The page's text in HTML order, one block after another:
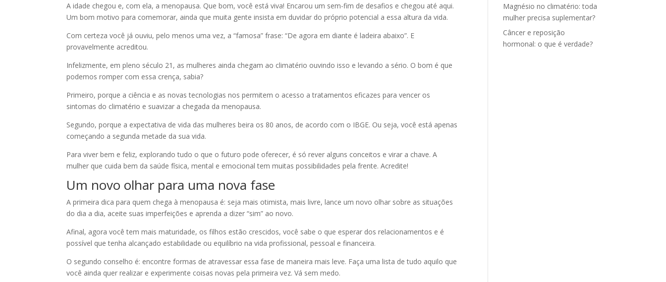
A idade chegou e, com ela, a menopausa. Que bom, você está viva! Encarou um sem-fim de desafios e chegou até aqui.
Um bom motivo para comemorar, ainda que muita gente insista em duvidar do próprio potencial a essa altura da vida.
Com certeza você já ouviu, pelo menos uma vez, a “famosa” frase: “De agora em diante é ladeira abaixo”. E
provavelmente acreditou.
Infelizmente, em pleno século 21, as mulheres ainda chegam ao climatério ouvindo isso e levando a sério. O bom é que
podemos romper com essa crença, sabia?
Primeiro, porque a ciência e as novas tecnologias nos permitem o acesso a tratamentos eficazes para vencer os
sintomas do climatério e suavizar a chegada da menopausa.
Segundo, porque a expectativa de vida das mulheres beira os 80 anos, de acordo com o IBGE. Ou seja, você está apenas
começando a segunda metade da sua vida.
Para viver bem e feliz, explorando tudo o que o futuro pode oferecer, é só rever alguns conceitos e virar a chave. A
mulher que cuida bem da saúde física, mental e emocional tem muitas possibilidades pela frente. Acredite!
Um novo olhar para uma nova fase
A primeira dica para quem chega à menopausa é: seja mais otimista, mais livre, lance um novo olhar sobre as situações
do dia a dia, aceite suas imperfeições e aprenda a dizer “sim” ao novo.
Afinal, agora você tem mais maturidade, os filhos estão crescidos, você sabe o que esperar dos relacionamentos e é
possível que tenha alcançado estabilidade ou equilíbrio na vida profissional, pessoal e financeira.
O segundo conselho é: encontre formas de atravessar essa fase de maneira mais leve. Faça uma lista de tudo aquilo que
você ainda quer realizar e experimente coisas novas pela primeira vez. Vá sem medo.
Magnésio no climatério: toda
mulher precisa suplementar?
Câncer e reposição
hormonal: o que é verdade?